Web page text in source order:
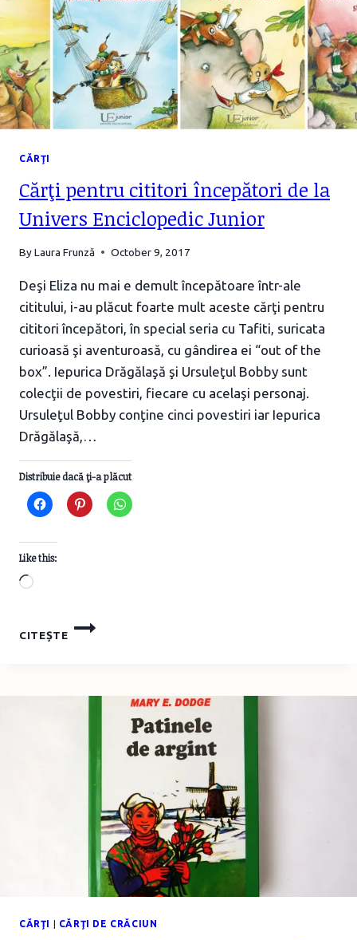
CĂRŢI
Cărţi pentru cititori începători de la
Univers Enciclopedic Junior
ByLaura Frunză October 9, 2017
Deşi Eliza nu mai e demult începătoare într-ale
cititului, i-au plăcut foarte mult aceste cărţi pentru
cititori începători, în special seria cu Tafiti, suricata
curioasă şi aventuroasă, cu gândirea ei “out of the
box”. Iepurica Drăgălaşă şi Ursuleţul Bobby sunt
colecţii de povestiri, fiecare cu acelaşi personaj.
Ursuleţul Bobby conţine cinci povestiri iar Iepurica
Drăgălaşă,…
Distribuie dacă ţi-a plăcut
Like this:
Loading…
CITEȘTE
CĂRŢI
PENTRU
ENCICLOPEDIC
JUNIOR
CĂRŢI | CĂRŢI DE CRĂCIUN